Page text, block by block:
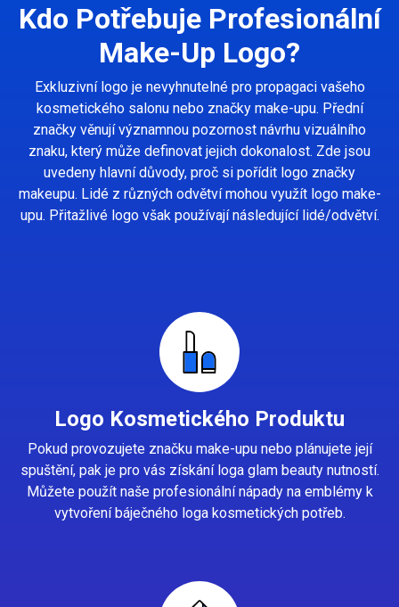
Kdo Potřebuje Profesionální
Make-Up Logo?
Exkluzivní logo je nevyhnutelné pro propagaci vašeho
kosmetického salonu nebo značky make-upu. Přední
značky věnují významnou pozornost návrhu vizuálního
znaku, který může definovat jejich dokonalost. Zde jsou
uvedeny hlavní důvody, proč si pořídit logo značky
makeupu. Lidé z různých odvětví mohou využít logo make-
upu. Přitažlivé logo však používají následující lidé/odvětví.
Logo Kosmetického Produktu
Pokud provozujete značku make-upu nebo plánujete její
spuštění, pak je pro vás získání loga glam beauty nutností.
Můžete použít naše profesionální nápady na emblémy k
vytvoření báječného loga kosmetických potřeb.